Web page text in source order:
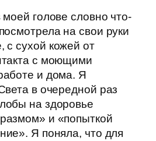
голове словно что-
на свои руки
сухой кожей от
с моющими
и дома. Я
в очередной раз
на здоровье
и «попыткой
Я поняла, что для